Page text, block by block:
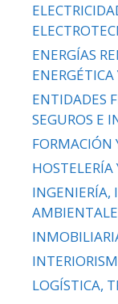
ENERGÍAS
ENTIDADES
SEGUROS E
FORMACIÓN
INGENIERÍA,
LOGÍSTICA,